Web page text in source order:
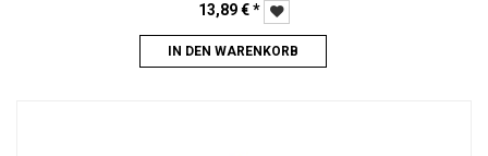
13,89€*
IN DEN WARENKORB